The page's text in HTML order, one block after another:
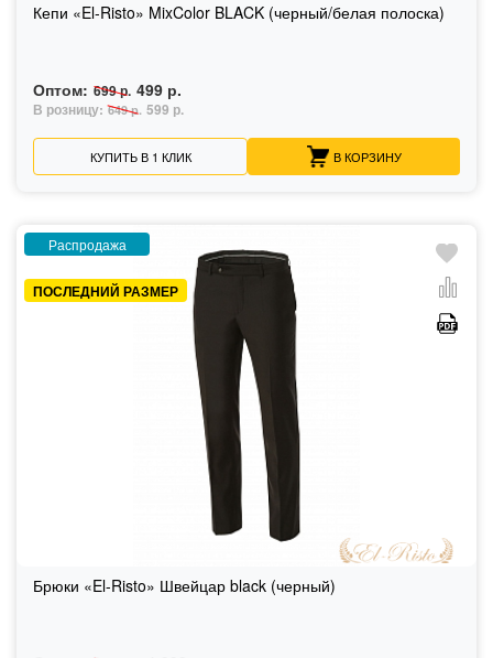
Кепи «El-Risto» MixColor BLACK (черный/белая полоска)
Оптом: 699 р. 499 р.
В розницу: 649 р. 599 р.
КУПИТЬ В 1 КЛИК В КОРЗИНУ
Распродажа
ПОСЛЕДНИЙ РАЗМЕР
Брюки «El-Risto» Швейцар black (черный)